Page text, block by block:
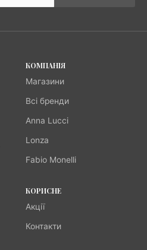
КОМПАНІЯ
Магазини
Всі бренди
Anna Lucci
Lonza
Fabio Monelli
КОРИСНЕ
Акції
Контакти